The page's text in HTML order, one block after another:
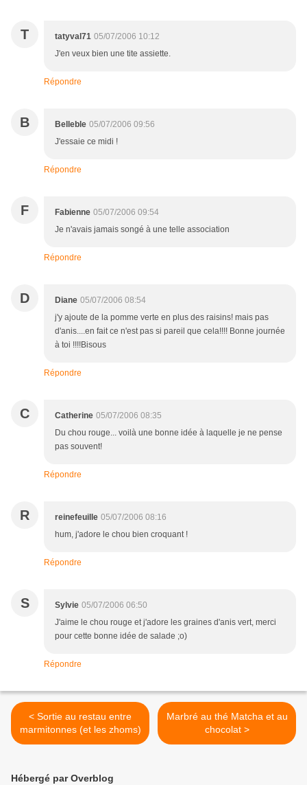
T tatyval71 05/07/2006 10:12
J'en veux bien une tite assiette.
Répondre
B Belleble 05/07/2006 09:56
J'essaie ce midi !
Répondre
F Fabienne 05/07/2006 09:54
Je n'avais jamais songé à une telle association
Répondre
D Diane 05/07/2006 08:54
j'y ajoute de la pomme verte en plus des raisins! mais pas
d'anis....en fait ce n'est pas si pareil que cela!!!! Bonne journée
à toi !!!!Bisous
Répondre
C Catherine 05/07/2006 08:35
Du chou rouge... voilà une bonne idée à laquelle je ne pense
pas souvent!
Répondre
R reinefeuille 05/07/2006 08:16
hum, j'adore le chou bien croquant !
Répondre
S Sylvie 05/07/2006 06:50
J'aime le chou rouge et j'adore les graines d'anis vert, merci
pour cette bonne idée de salade ;o)
Répondre
< Sortie au restau entre
marmitonnes (et les zhoms)
Marbré au thé Matcha et au
chocolat >
Hébergé par Overblog